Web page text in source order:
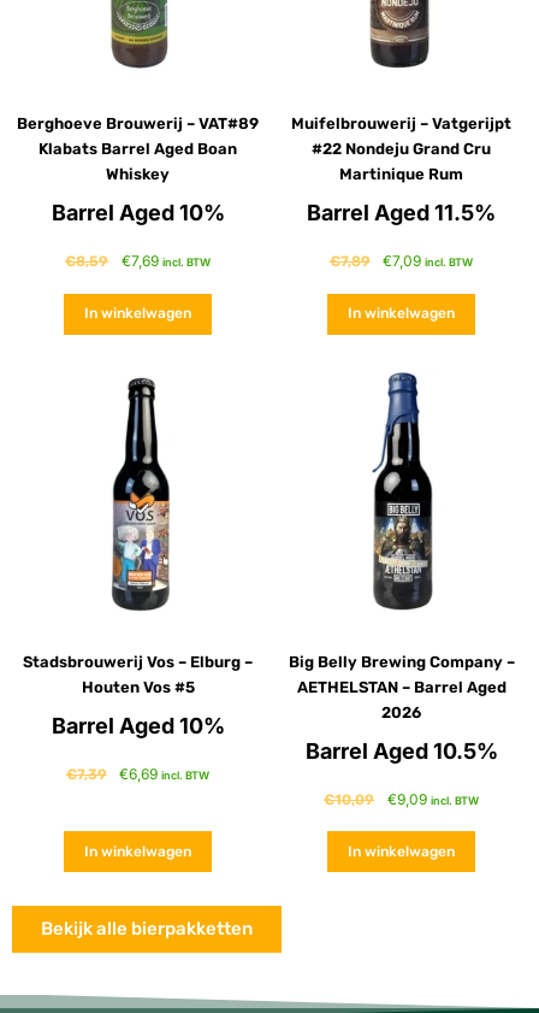
Berghoeve Brouwerij – VAT#89
Klabats Barrel Aged Boan
Whiskey
Barrel Aged 10%
€8,59 €7,69 incl. BTW
In winkelwagen
Muifelbrouwerij – Vatgerijpt
#22 Nondeju Grand Cru
Martinique Rum
Barrel Aged 11.5%
€7,89 €7,09 incl. BTW
In winkelwagen
Stadsbrouwerij Vos – Elburg –
Houten Vos #5
Barrel Aged 10%
€7,39 €6,69 incl. BTW
In winkelwagen
Big Belly Brewing Company –
AETHELSTAN – Barrel Aged
2026
Barrel Aged 10.5%
€10,09 €9,09 incl. BTW
In winkelwagen
Bekijk alle bierpakketten